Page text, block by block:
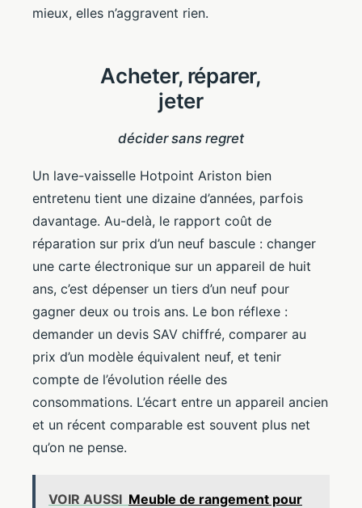
mieux, elles n’aggravent rien.
Acheter, réparer,
jeter
décider sans regret
Un lave-vaisselle Hotpoint Ariston bien
entretenu tient une dizaine d’années, parfois
davantage. Au-delà, le rapport coût de
réparation sur prix d’un neuf bascule : changer
une carte électronique sur un appareil de huit
ans, c’est dépenser un tiers d’un neuf pour
gagner deux ou trois ans. Le bon réflexe :
demander un devis SAV chiffré, comparer au
prix d’un modèle équivalent neuf, et tenir
compte de l’évolution réelle des
consommations. L’écart entre un appareil ancien
et un récent comparable est souvent plus net
qu’on ne pense.
VOIR AUSSI Meuble de rangement pour